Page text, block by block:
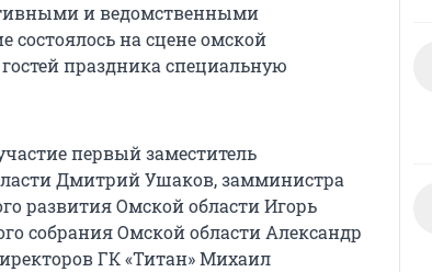
и ведомственными
состоялось на сцене омской
праздника специальную
первый заместитель
Дмитрий Ушаков, замминистра
развития Омской области Игорь
собрания Омской области Александр
ГК «Титан» Михаил